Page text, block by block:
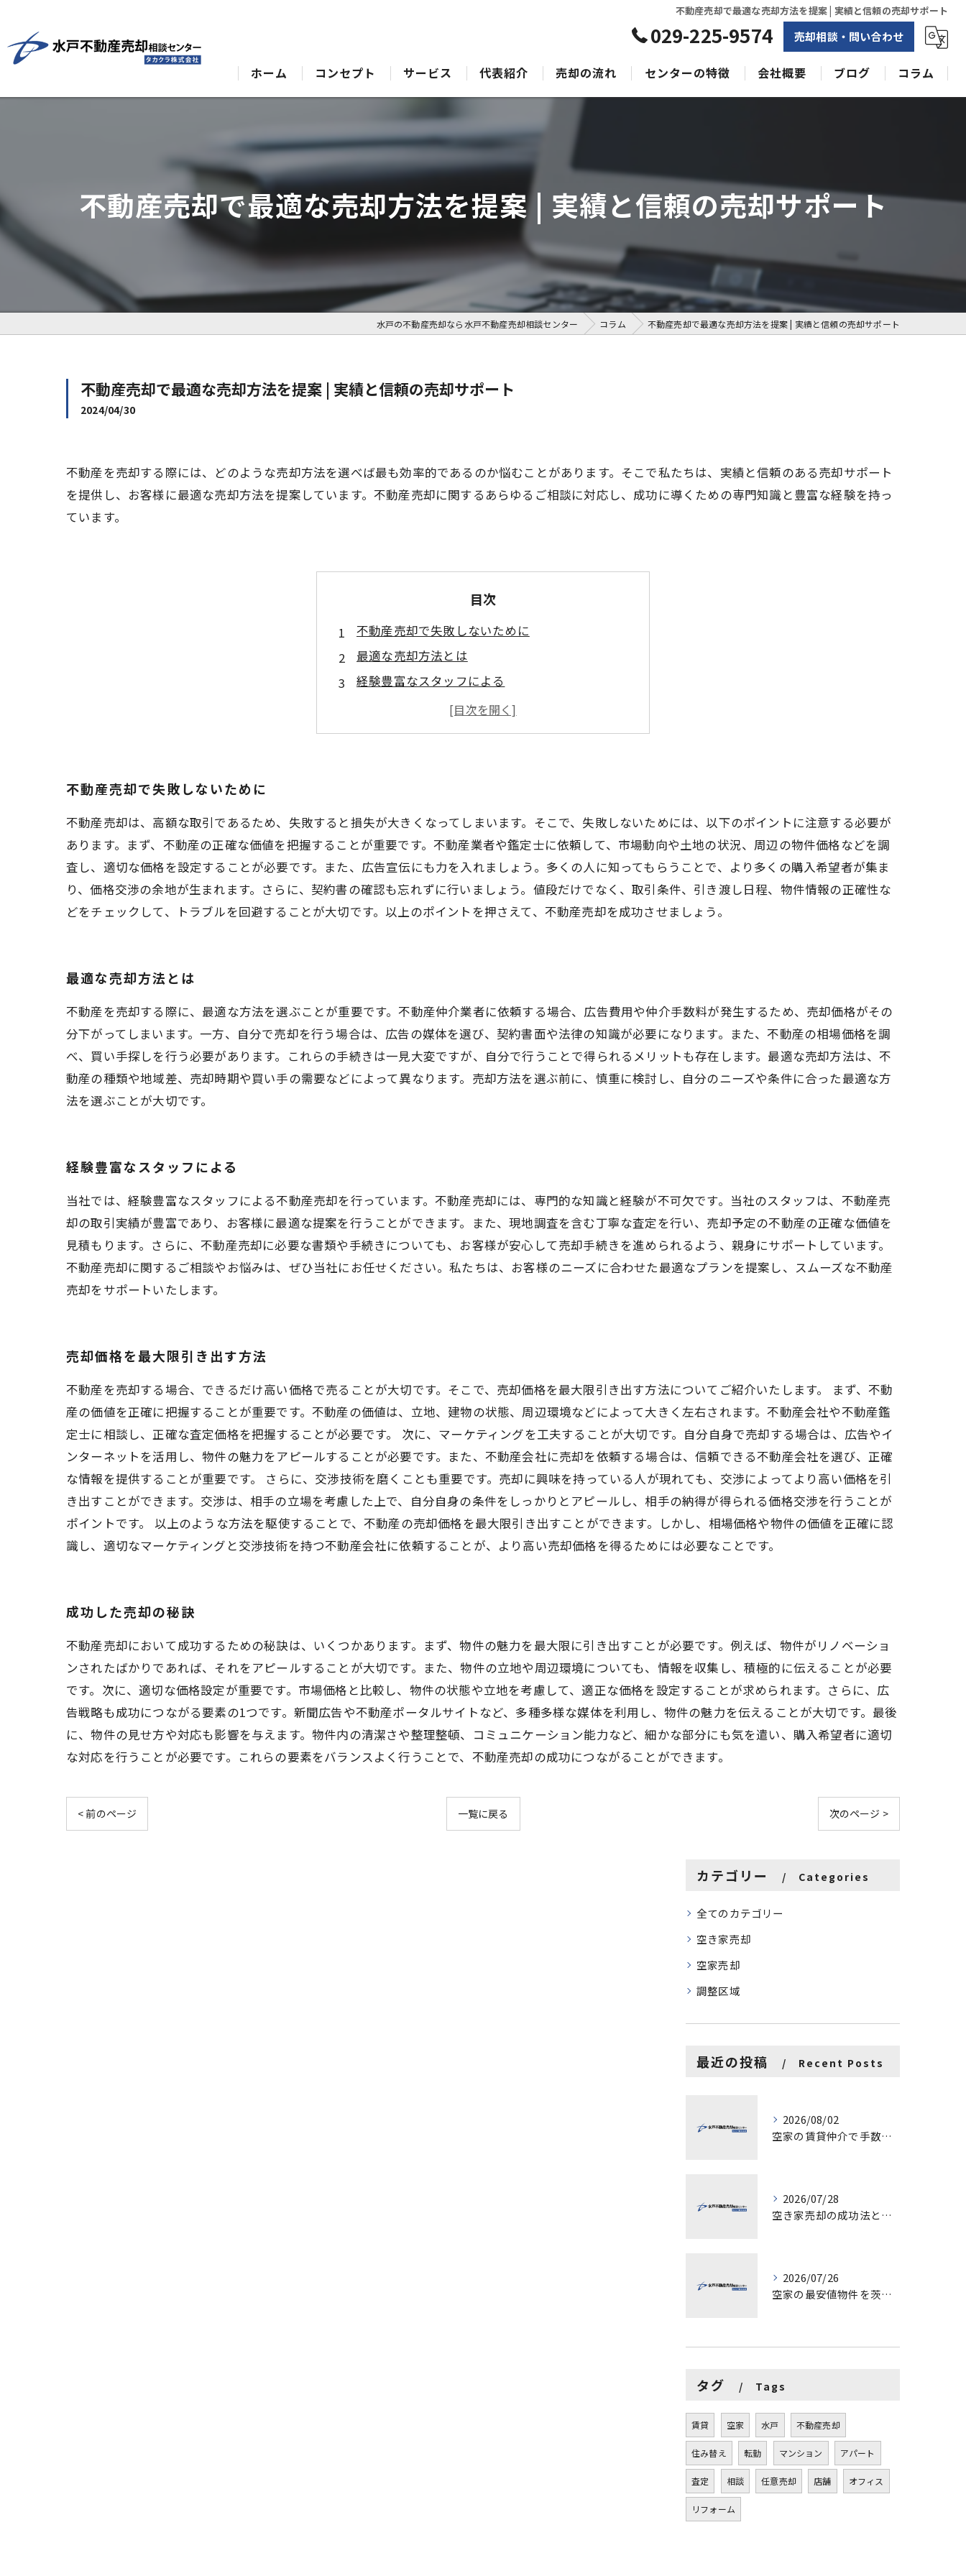
不動産売却で最適な売却方法を提案 | 実績と信頼の売却サポート
029-225-9574 売却相談・問い合わせ
ホーム コンセプト
水戸の不動産売却･水戸不動産売却相談センターのサポート
水戸の不動産売却･水戸不動産売却相談センターの最適なアドバイス
サービス 代表紹介 売却の流れ センターの特徴
戸建て
収益物件
会社概要 ブログ コラム
不動産売却で最適な売却方法を提案 | 実績と信頼の売却サポート
水戸の不動産売却なら水戸不動産売却相談センター コラム 不動産売却で最適な売却方法を提案 | 実績と信頼の売却サポート
不動産売却で最適な売却方法を提案 | 実績と信頼の売却サポート
2024/04/30
不動産を売却する際には、どのような売却方法を選べば最も効率的であるのか悩むことがあります。そこで私たちは、実績と信頼のある売却サポート
を提供し、お客様に最適な売却方法を提案しています。不動産売却に関するあらゆるご相談に対応し、成功に導くための専門知識と豊富な経験を持っ
ています。
目次
不動産売却で失敗しないために
最適な売却方法とは
経験豊富なスタッフによる
売却価格を最大限引き出す方法
成功した売却の秘訣
不動産売却で失敗しないために
不動産売却は、高額な取引であるため、失敗すると損失が大きくなってしまいます。そこで、失敗しないためには、以下のポイントに注意する必要が
あります。まず、不動産の正確な価値を把握することが重要です。不動産業者や鑑定士に依頼して、市場動向や土地の状況、周辺の物件価格などを調
査し、適切な価格を設定することが必要です。また、広告宣伝にも力を入れましょう。多くの人に知ってもらうことで、より多くの購入希望者が集ま
り、価格交渉の余地が生まれます。さらに、契約書の確認も忘れずに行いましょう。値段だけでなく、取引条件、引き渡し日程、物件情報の正確性な
どをチェックして、トラブルを回避することが大切です。以上のポイントを押さえて、不動産売却を成功させましょう。
最適な売却方法とは
不動産を売却する際に、最適な方法を選ぶことが重要です。不動産仲介業者に依頼する場合、広告費用や仲介手数料が発生するため、売却価格がその
分下がってしまいます。一方、自分で売却を行う場合は、広告の媒体を選び、契約書面や法律の知識が必要になります。また、不動産の相場価格を調
べ、買い手探しを行う必要があります。これらの手続きは一見大変ですが、自分で行うことで得られるメリットも存在します。最適な売却方法は、不
動産の種類や地域差、売却時期や買い手の需要などによって異なります。売却方法を選ぶ前に、慎重に検討し、自分のニーズや条件に合った最適な方
法を選ぶことが大切です。
経験豊富なスタッフによる
当社では、経験豊富なスタッフによる不動産売却を行っています。不動産売却には、専門的な知識と経験が不可欠です。当社のスタッフは、不動産売
却の取引実績が豊富であり、お客様に最適な提案を行うことができます。また、現地調査を含む丁寧な査定を行い、売却予定の不動産の正確な価値を
見積もります。さらに、不動産売却に必要な書類や手続きについても、お客様が安心して売却手続きを進められるよう、親身にサポートしています。
不動産売却に関するご相談やお悩みは、ぜひ当社にお任せください。私たちは、お客様のニーズに合わせた最適なプランを提案し、スムーズな不動産
売却をサポートいたします。
売却価格を最大限引き出す方法
不動産を売却する場合、できるだけ高い価格で売ることが大切です。そこで、売却価格を最大限引き出す方法についてご紹介いたします。 まず、不動
産の価値を正確に把握することが重要です。不動産の価値は、立地、建物の状態、周辺環境などによって大きく左右されます。不動産会社や不動産鑑
定士に相談し、正確な査定価格を把握することが必要です。 次に、マーケティングを工夫することが大切です。自分自身で売却する場合は、広告やイ
ンターネットを活用し、物件の魅力をアピールすることが必要です。また、不動産会社に売却を依頼する場合は、信頼できる不動産会社を選び、正確
な情報を提供することが重要です。 さらに、交渉技術を磨くことも重要です。売却に興味を持っている人が現れても、交渉によってより高い価格を引
き出すことができます。交渉は、相手の立場を考慮した上で、自分自身の条件をしっかりとアピールし、相手の納得が得られる価格交渉を行うことが
ポイントです。 以上のような方法を駆使することで、不動産の売却価格を最大限引き出すことができます。しかし、相場価格や物件の価値を正確に認
識し、適切なマーケティングと交渉技術を持つ不動産会社に依頼することが、より高い売却価格を得るためには必要なことです。
成功した売却の秘訣
不動産売却において成功するための秘訣は、いくつかあります。まず、物件の魅力を最大限に引き出すことが必要です。例えば、物件がリノベーショ
ンされたばかりであれば、それをアピールすることが大切です。また、物件の立地や周辺環境についても、情報を収集し、積極的に伝えることが必要
です。次に、適切な価格設定が重要です。市場価格と比較し、物件の状態や立地を考慮して、適正な価格を設定することが求められます。さらに、広
告戦略も成功につながる要素の1つです。新聞広告や不動産ポータルサイトなど、多種多様な媒体を利用し、物件の魅力を伝えることが大切です。最後
に、物件の見せ方や対応も影響を与えます。物件内の清潔さや整理整頓、コミュニケーション能力など、細かな部分にも気を遣い、購入希望者に適切
な対応を行うことが必要です。これらの要素をバランスよく行うことで、不動産売却の成功につながることができます。
< 前のページ 一覧に戻る 次のページ >
カテゴリー Categories
全てのカテゴリー
空き家売却
空家売却
調整区域
最近の投稿 Recent Posts
2026/08/02
空家の賃貸仲介で手数料と上限を徹底解説し200万円物件の注意点も紹介
2026/07/28
空き家売却の成功法と注意点
2026/07/26
空家の最安値物件を茨城県水戸市つくば市で探す方法と賢い売却ポイントを徹底解説
タグ Tags
賃貸 空家 水戸 不動産売却
住み替え 転勤 マンション アパート
査定 相談 任意売却 店舗 オフィス
リフォーム